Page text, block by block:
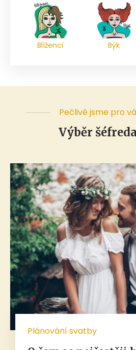
Blíženci Býk
Pečlivě jsme pro
Výběr
Plánování svatby